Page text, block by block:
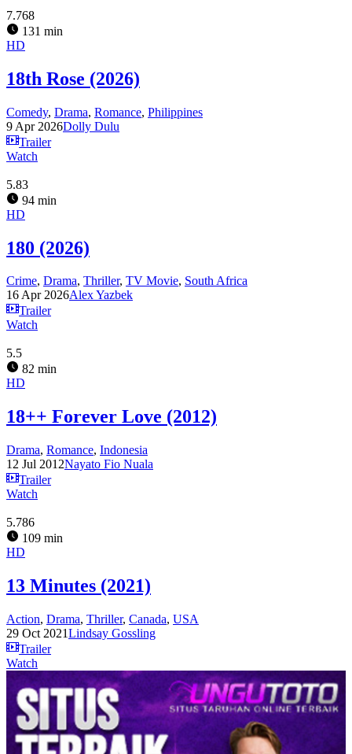
7.768
131 min
HD
18th Rose (2026)
Comedy, Drama, Romance, Philippines
9 Apr 2026Dolly Dulu
Trailer
Watch
5.83
94 min
HD
180 (2026)
Crime, Drama, Thriller, TV Movie, South Africa
16 Apr 2026Alex Yazbek
Trailer
Watch
5.5
82 min
HD
18++ Forever Love (2012)
Drama, Romance, Indonesia
12 Jul 2012Nayato Fio Nuala
Trailer
Watch
5.786
109 min
HD
13 Minutes (2021)
Action, Drama, Thriller, Canada, USA
29 Oct 2021Lindsay Gossling
Trailer
Watch